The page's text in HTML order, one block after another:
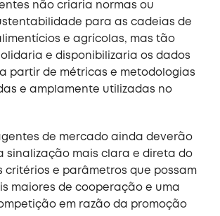
não criaria normas ou
para as cadeias de
e agrícolas, mas tão
e disponibilizaria os dados
partir de métricas e metodologias
e amplamente utilizadas no
de mercado ainda deverão
sinalização mais clara e direta do
critérios e parâmetros que possam
maiores de cooperação e uma
em razão da promoção